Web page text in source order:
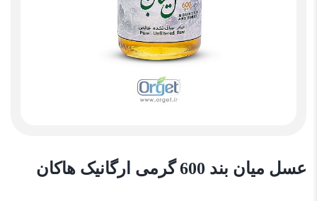
عسل میان بند 600 گرمی ارگانیک هاکان